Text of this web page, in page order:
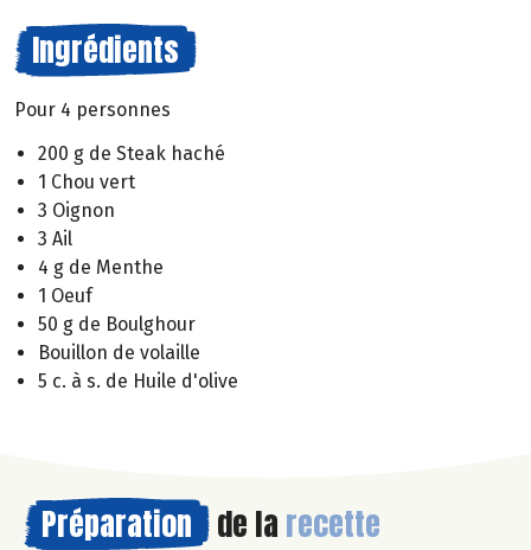
Ingrédients
Pour 4 personnes
200 g de Steak haché
1 Chou vert
3 Oignon
3 Ail
4 g de Menthe
1 Oeuf
50 g de Boulghour
Bouillon de volaille
5 c. à s. de Huile d'olive
Préparation de la recette